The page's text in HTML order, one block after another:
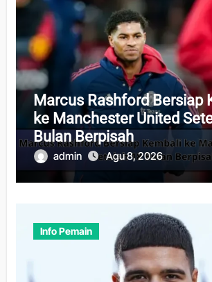
Marcus Rashford Bersiap
ke Manchester United
Bulan Berpisah
admin Agu 8, 2026
Info Pemain